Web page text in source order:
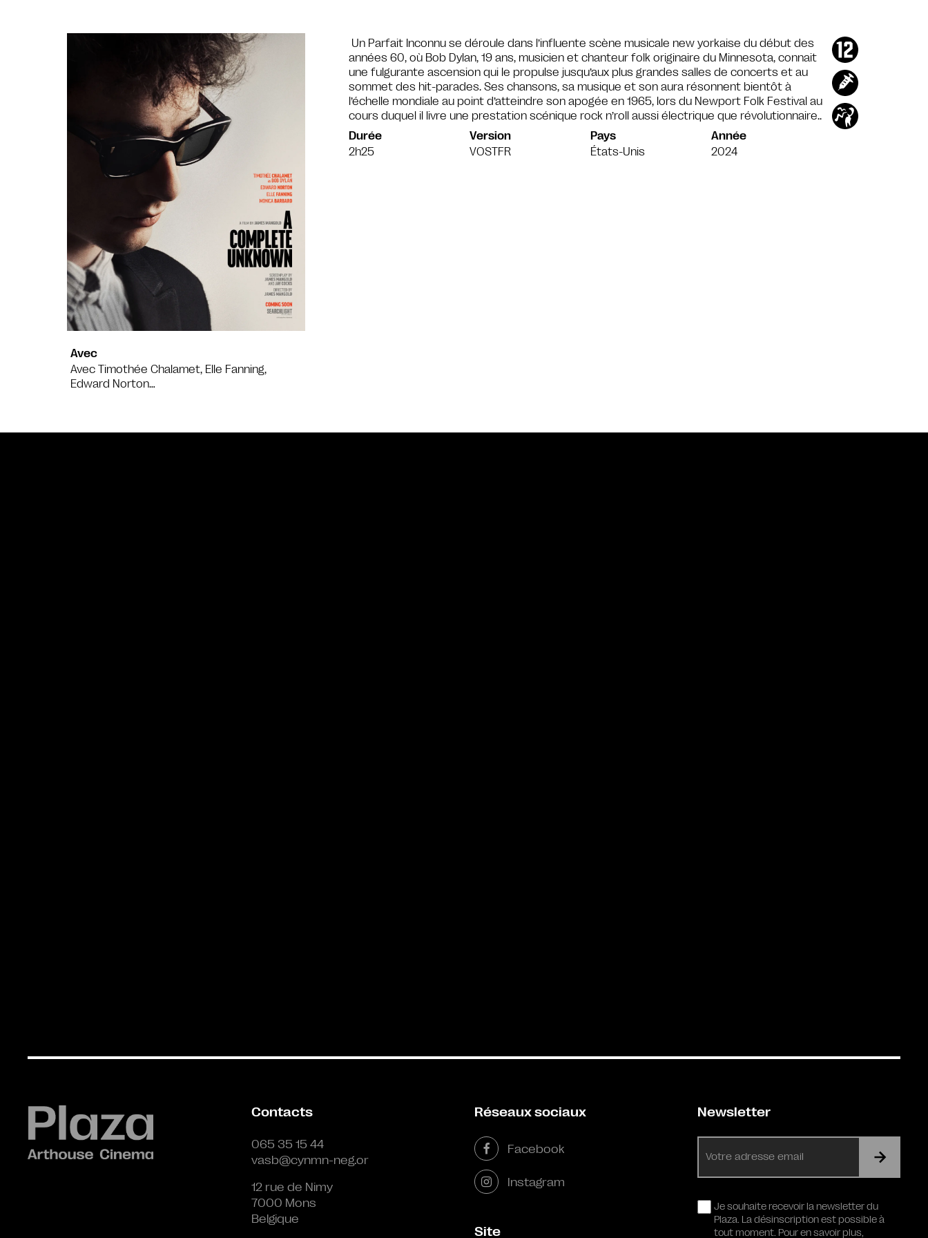
Avec
Avec Timothée Chalamet, Elle Fanning,
Edward Norton…
Un Parfait Inconnu se déroule dans l’influente scène musicale new yorkaise du début des
années 60, où Bob Dylan, 19 ans, musicien et chanteur folk originaire du Minnesota, connait
une fulgurante ascension qui le propulse jusqu’aux plus grandes salles de concerts et au
sommet des hit-parades. Ses chansons, sa musique et son aura résonnent bientôt à
l’échelle mondiale au point d’atteindre son apogée en 1965, lors du Newport Folk Festival au
cours duquel il livre une prestation scénique rock n’roll aussi électrique que révolutionnaire..
Durée
2h25
Version
VOSTFR
Pays
États-Unis
Année
2024
Contacts
065 35 15 44
vasb@cynmn-neg.or
12 rue de Nimy
7000 Mons
Belgique
Réseaux sociaux
Facebook
Instagram
Site
Newsletter
mail
RGPDJe souhaite recevoir la newsletter du
Plaza. La désinscription est possible à
tout moment. Pour en savoir plus,